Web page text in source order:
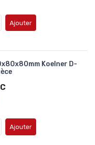
Ajouter
Koelner D-
Ajouter